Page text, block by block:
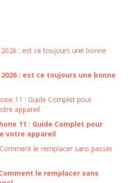
: est ce toujours une bonne
11 : Guide Complet pour
votre appareil
le remplacer sans